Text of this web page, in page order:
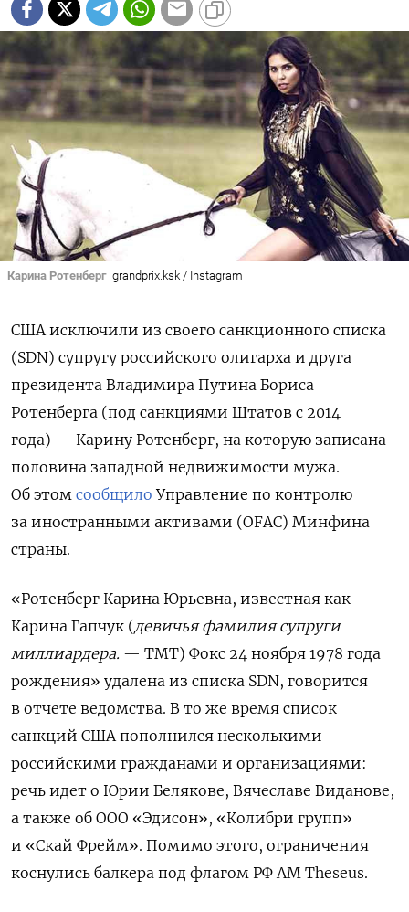
Карина Ротенберг grandprix.ksk / Instagram
США исключили из своего санкционного списка
(SDN) супругу российского олигарха и друга
президента Владимира Путина Бориса
Ротенберга (под санкциями Штатов с 2014
года) — Карину Ротенберг, на которую записана
половина западной недвижимости мужа.
Об этом сообщило Управление по контролю
за иностранными активами (OFAC) Минфина
страны.
«Ротенберг Карина Юрьевна, известная как
Карина Гапчук (девичья фамилия супруги
миллиардера. — TMT) Фокс 24 ноября 1978 года
рождения» удалена из списка SDN, говорится
в отчете ведомства. В то же время список
санкций США пополнился несколькими
российскими гражданами и организациями:
речь идет о Юрии Белякове, Вячеславе Виданове,
а также об ООО «Эдисон», «Колибри групп»
и «Скай Фрейм». Помимо этого, ограничения
коснулись балкера под флагом РФ AM Theseus.